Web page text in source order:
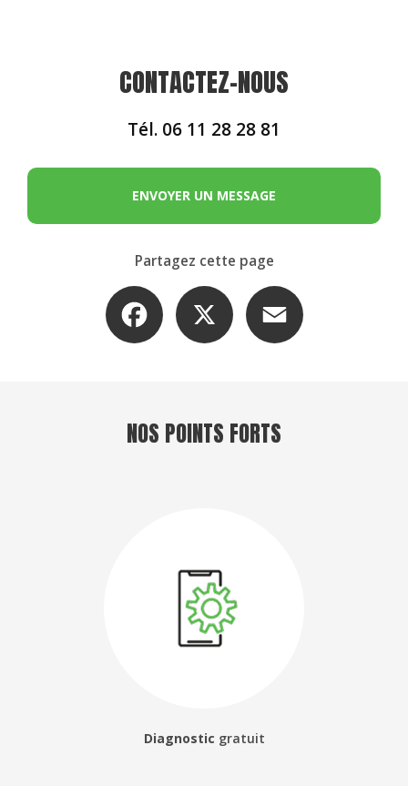
CONTACTEZ-NOUS
Tél. 06 11 28 28 81
ENVOYER UN MESSAGE
Partagez cette page
Facebook
NOS POINTS FORTS
Diagnostic gratuit